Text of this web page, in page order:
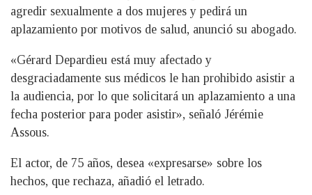
agredir sexualmente a dos mujeres y pedirá un
aplazamiento por motivos de salud, anunció su abogado.
«Gérard Depardieu está muy afectado y
desgraciadamente sus médicos le han prohibido asistir a
la audiencia, por lo que solicitará un aplazamiento a una
fecha posterior para poder asistir», señaló Jérémie
Assous.
El actor, de 75 años, desea «expresarse» sobre los
hechos, que rechaza, añadió el letrado.